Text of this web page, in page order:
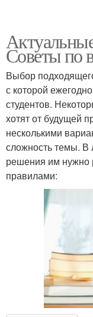
Советы по
Выбор
с которой
студентов.
хотят от будущей
несколькими
сложность темы. В
решения им нужно
правилами: